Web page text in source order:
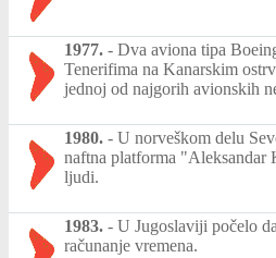
1977. - Dva aviona tipa
Tenerifima na Kanarskim
jednoj od najgorih avionskih
1980. - U norveškom delu
naftna platforma
ljudi.
1983. - U Jugoslaviji počelo
računanje vremena.